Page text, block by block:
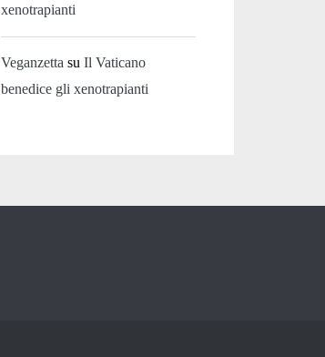
xenotrapianti
Veganzetta suIl Vaticano
benedice gli xenotrapianti